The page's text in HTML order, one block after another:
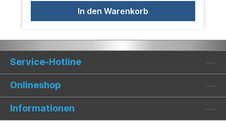
In den Warenkorb
Service-Hotline
Onlineshop
Informationen